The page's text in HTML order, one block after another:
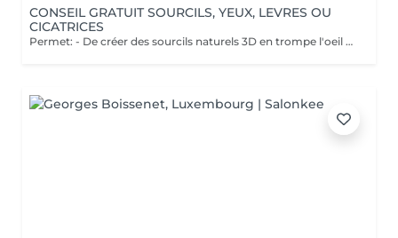
CONSEIL GRATUIT SOURCILS, YEUX, LEVRES OU
CICATRICES
Permet: - De créer des sourcils naturels 3D en trompe l'oeil en poils pour parfaire une ligne déjà existante en effet poudré. - De définir et volumiser vos lèvres dans des teintes nuées ou donner un effet légèrement maquillé. - Pour les yeux vous pouvez opter pour un trait fin au ras des cils pour un résultat discret ou un liner poudré pour un effet raffiné. Il est également possible de corriger des cicatrices. Notre esthéticienne Elodie pratique la micropigmentation digitale à ne pas confondre avec le microblading ( lame manuelle ) depuis plus de 10 ans. Pas d'effets tatouage, pas de pigments qui virent, pas de cicatrices. Cette méthode ne crée pas de cicatrices et permet d'insérer le pigment de manière douce dans la peau. Les pigments utilisés ne virent pas dans le temps et Elodie vous promet un résultat raffiné et non un effet marqué style "tatouage". Nous vous proposons un rendez-vous conseil gratuit afin de visualiser l'effet avec du maquillage et d'obtenir les réponses à vos questions.